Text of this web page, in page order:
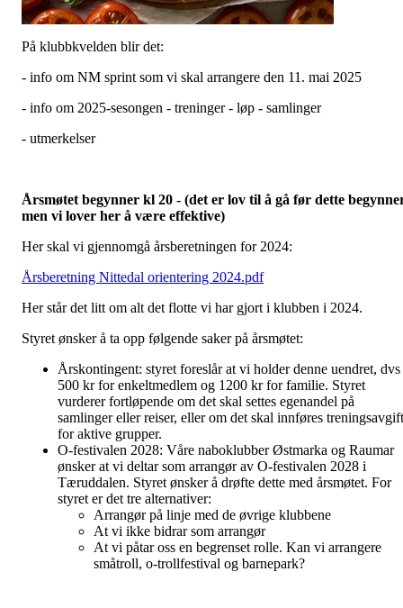
På klubbkvelden blir det:
- info om NM sprint som vi skal arrangere den 11. mai 2025
- info om 2025-sesongen - treninger - løp - samlinger
- utmerkelser
Årsmøtet begynner kl 20 - (det er lov til å gå før dette
men vi lover her å være effektive)
Her skal vi gjennomgå årsberetningen for 2024:
Årsberetning Nittedal orientering 2024.pdf
Her står det litt om alt det flotte vi har gjort i klubben i 2024.
Styret ønsker å ta opp følgende saker på årsmøtet:
Årskontingent: styret foreslår at vi holder denne uendret, dvs
500 kr for enkeltmedlem og 1200 kr for familie. Styret
vurderer fortløpende om det skal settes egenandel på
samlinger eller reiser, eller om det skal innføres treningsavgift
for aktive grupper.
O-festivalen 2028: Våre naboklubber Østmarka og Raumar
ønsker at vi deltar som arrangør av O-festivalen 2028 i
Tæruddalen. Styret ønsker å drøfte dette med årsmøtet. For
styret er det tre alternativer:
Arrangør på linje med de øvrige klubbene
At vi ikke bidrar som arrangør
At vi påtar oss en begrenset rolle. Kan vi arrangere
småtroll, o-trollfestival og barnepark?